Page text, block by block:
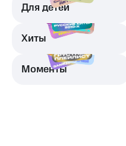
Для детей
Хиты
Моменты